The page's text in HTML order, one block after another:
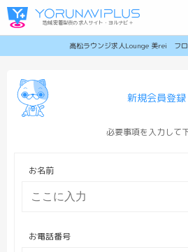
高松ラウンジ求人Lounge 美rei フ
地域密着型夜の求人サイト・ヨルナビ＋
新規会員登録
必要事項を入力して
お名前
お電話番号